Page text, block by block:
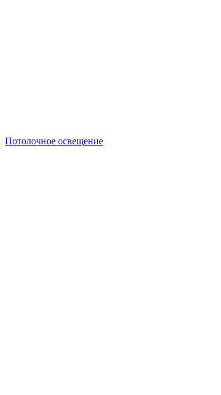
Потолочное освещение